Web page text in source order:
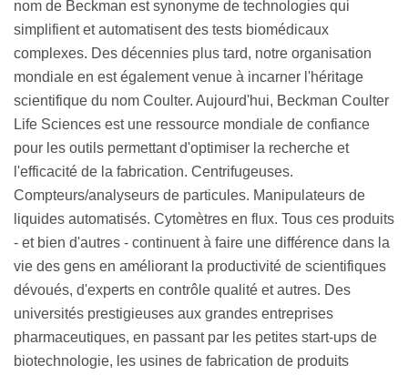
nom de Beckman est synonyme de technologies qui
simplifient et automatisent des tests biomédicaux
complexes. Des décennies plus tard, notre organisation
mondiale en est également venue à incarner l'héritage
scientifique du nom Coulter. Aujourd'hui, Beckman Coulter
Life Sciences est une ressource mondiale de confiance
pour les outils permettant d'optimiser la recherche et
l'efficacité de la fabrication. Centrifugeuses.
Compteurs/analyseurs de particules. Manipulateurs de
liquides automatisés. Cytomètres en flux. Tous ces produits
- et bien d'autres - continuent à faire une différence dans la
vie des gens en améliorant la productivité de scientifiques
dévoués, d'experts en contrôle qualité et autres. Des
universités prestigieuses aux grandes entreprises
pharmaceutiques, en passant par les petites start-ups de
biotechnologie, les usines de fabrication de produits